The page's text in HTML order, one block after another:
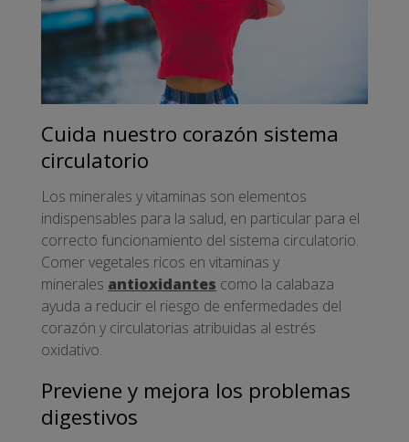
Cuida nuestro corazón sistema
circulatorio
Los minerales y vitaminas son elementos
indispensables para la salud, en particular para el
correcto funcionamiento del sistema circulatorio.
Comer vegetales ricos en vitaminas y
minerales antioxidantes como la calabaza
ayuda a reducir el riesgo de enfermedades del
corazón y circulatorias atribuidas al estrés
oxidativo.
Previene y mejora los problemas
digestivos